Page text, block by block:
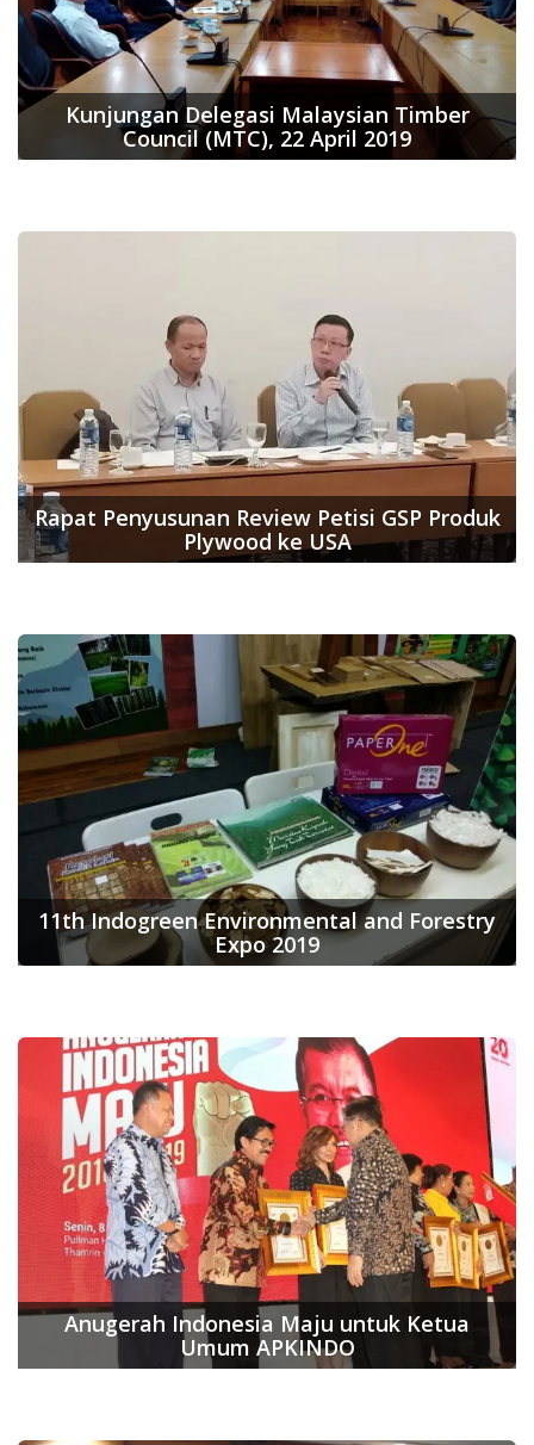
Kunjungan Delegasi Malaysian Timber
Council (MTC), 22 April 2019
Rapat Penyusunan Review Petisi GSP Produk
Plywood ke USA
11th Indogreen Environmental and Forestry
Expo 2019
Anugerah Indonesia Maju untuk Ketua
Umum APKINDO